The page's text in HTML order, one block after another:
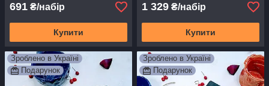
691 ₴/набір
Купити
1 329 ₴/набір
Купити
Зроблено в Україні
Подарунок
Зроблено в Україні
Подарунок